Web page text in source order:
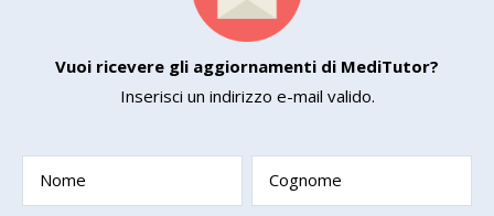
Vuoi ricevere gli aggiornamenti di MediTutor?
Inserisci un indirizzo e-mail valido.
Nome Cognome